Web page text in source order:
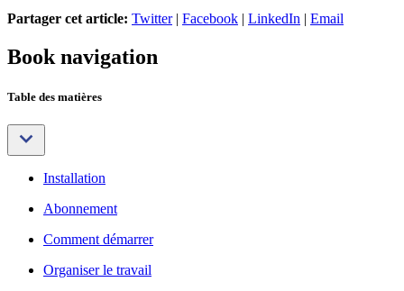
Partager cet article: Twitter| Facebook | LinkedIn | Email
Book navigation
Table des matières
Installation
Abonnement
Comment démarrer
Organiser le travail